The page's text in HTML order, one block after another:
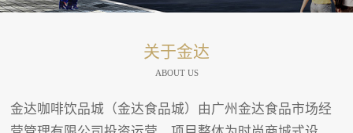
关于金达
ABOUT US
金达咖啡饮品城（金达食品城）由广州金达食品市场经